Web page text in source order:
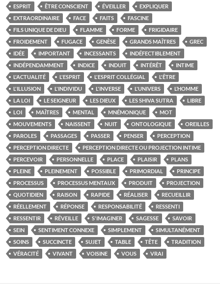
ESPRIT
ÊTRE CONSCIENT ÉVEILLER
EXPLIQUER
EXTRAORDINAIRE
FACE FAITS
FASCINE
FILS UNIQUE DE DIEU
FLAMME FORME
FRIGIDAIRE
FROIDEMENT
FUGACE GENÈSE GRANDS MAÎTRES
GREC
IDÉE
IMPORTANT INCESSANTS
INDÉFECTIBLEMENT
INDÉPENDAMMENT
INDICE INDUIT INTÉRÊT
INTIME
L'ACTUALITÉ
L'ESPRIT L'ESPRIT COLLÉGIAL
L'ÊTRE
L'ILLUSION
L'INDIVIDU L'INVERSE L'UNIVERS
L’HOMME
LA LOI
LE SEIGNEUR LES DIEUX LES SHIVA SUTRA
LIBRE
LOI
MAÎTRES MENTAL MNÉMONIQUE
MOT
MOUVEMENTS
NAISSENT NUIT ONTOLOGIQUE
OREILLES
PAROLES
PASSAGES PASSER PENSER
PERCEPTION
PERCEPTION DIRECTE
PERCEPTION DIRECTE OU PROJECTION INTIME
PERCEVOIR
PERSONNELLE PLACE PLAISIR
PLANS
PLEINE
PLEINEMENT POSSIBLE PRIMORDIAL
PRINCIPE
PROCESSUS
PROCESSUS MENTAUX PRODUIT
PROJECTION
QUOTIDIEN
RAISON RAPIDE RÉALISER
RECUEILLIR
RÉELLEMENT
RÉPONSE RESPONSABILITÉ
RESSENTI
RESSENTIR
RÉVEILLE S'IMAGINER SAGESSE
SAVOIR
SEIN
SENTIMENT CONNEXE SIMPLEMENT
SIMULTANÉMENT
SOINS
SUCCINCTE SUJET TABLE TÊTE
TRADITION
VÉRACITÉ
VIVANT VOISINE VOUS VRAI